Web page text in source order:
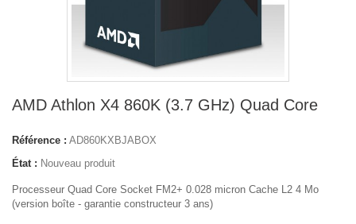
AMD Athlon X4 860K (3.7 GHz) Quad Core
Référence : AD860KXBJABOX
État : Nouveau produit
Processeur Quad Core Socket FM2+ 0.028 micron Cache L2 4 Mo
(version boîte - garantie constructeur 3 ans)